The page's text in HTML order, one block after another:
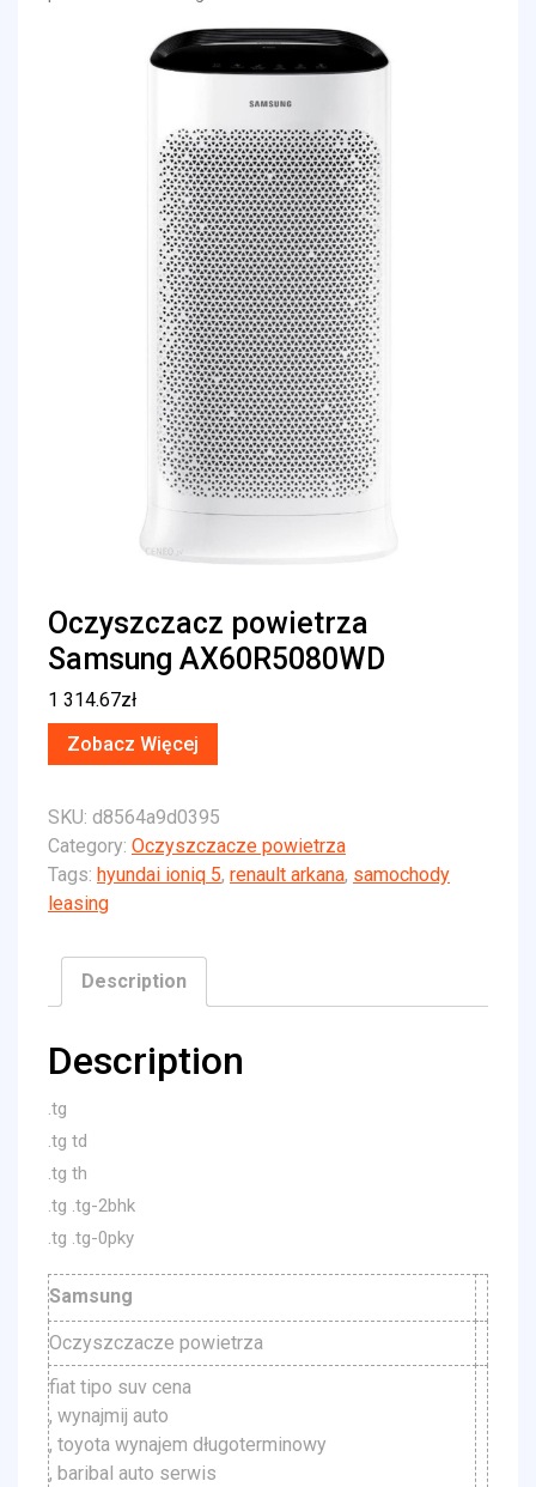
Oczyszczacz powietrza
Samsung AX60R5080WD
1 314.67zł
Zobacz Więcej
SKU: d8564a9d0395
Category: Oczyszczacze powietrza
Tags: hyundai ioniq 5, renault arkana, samochody
leasing
Description
Description
.tg
.tg td
.tg th
.tg .tg-2bhk
.tg .tg-0pky
Samsung
Oczyszczacze powietrza
fiat tipo suv cena
, wynajmij auto
, toyota wynajem długoterminowy
, baribal auto serwis